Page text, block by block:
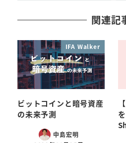
関連記
IFA Walker
ビットコインと暗号資産
の未来予測
中島宏明